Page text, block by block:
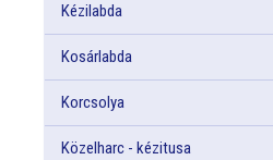
Kézilabda
Kosárlabda
Korcsolya
Közelharc - kézitusa